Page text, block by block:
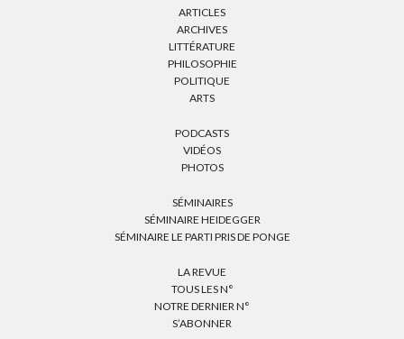
ARTICLES
ARCHIVES
LITTÉRATURE
PHILOSOPHIE
POLITIQUE
ARTS
PODCASTS
VIDÉOS
PHOTOS
SÉMINAIRES
SÉMINAIRE HEIDEGGER
SÉMINAIRE LE PARTI PRIS DE PONGE
LA REVUE
TOUS LES N°
NOTRE DERNIER N°
S’ABONNER